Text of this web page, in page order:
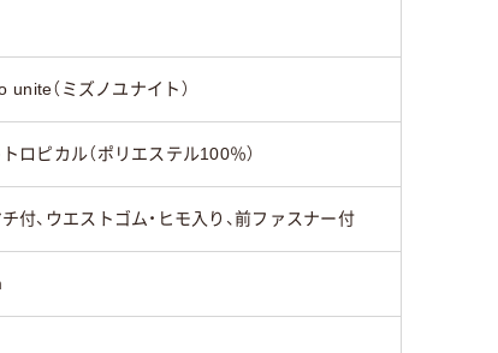
unite（ミズノユナイト）
ロピカル（ポリエステル100％）
付、ウエストゴム・ヒモ入り、前ファスナー付